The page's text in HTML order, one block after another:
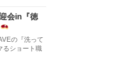
会in『徳
の『洗って
るショート職